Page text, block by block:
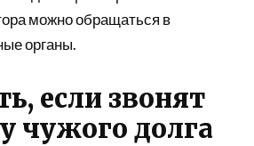
можно обращаться в
органы.
если звонят
чужого долга